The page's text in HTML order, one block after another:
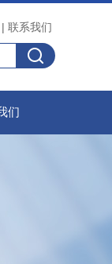
| 联系我们
们